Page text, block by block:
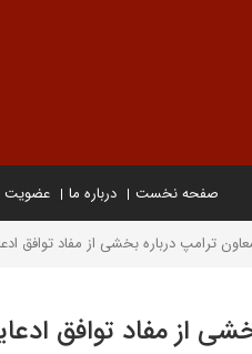
صفحه نخست درباره ما عضویت
ترامپ درباره بخشی از مفاد توافق
از مفاد توافق